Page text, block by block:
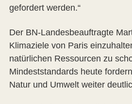
gefordert werden.“
Der BN-Landesbeauftragte
Klimaziele von Paris
natürlichen Ressourcen zu
Mindeststandards heute
Natur und Umwelt weiter